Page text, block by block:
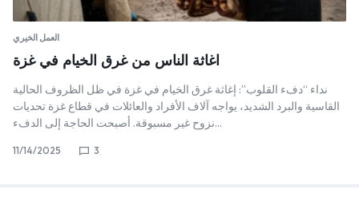
العمل الخيري
اغاثة الناس من غرق الخيام في غزة
نداء “دفء القلوب”: إغاثة غرق الخيام في غزة ​في ظل الظروف الحالية
القاسية والبرد الشديد، يواجه آلاف الأفراد والعائلات في قطاع غزة تحديات
نزوح غير مسبوقة. أصبحت الحاجة إلى الدفء…
11/14/2025 3